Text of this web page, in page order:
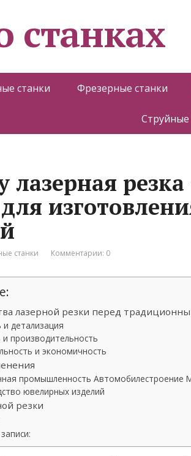
станках
станки Фрезерные станки
Струйные
лазерная
станки Комментарии: 0
лазерной резки перед
и детализация
и производительность
и экономичность
промышленность Автомобилестроение
ювелирных изделий
резки